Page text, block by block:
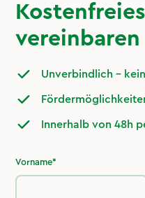
vereinbaren
Unverbindlich –
Innerhalb von 48h
Vorname*